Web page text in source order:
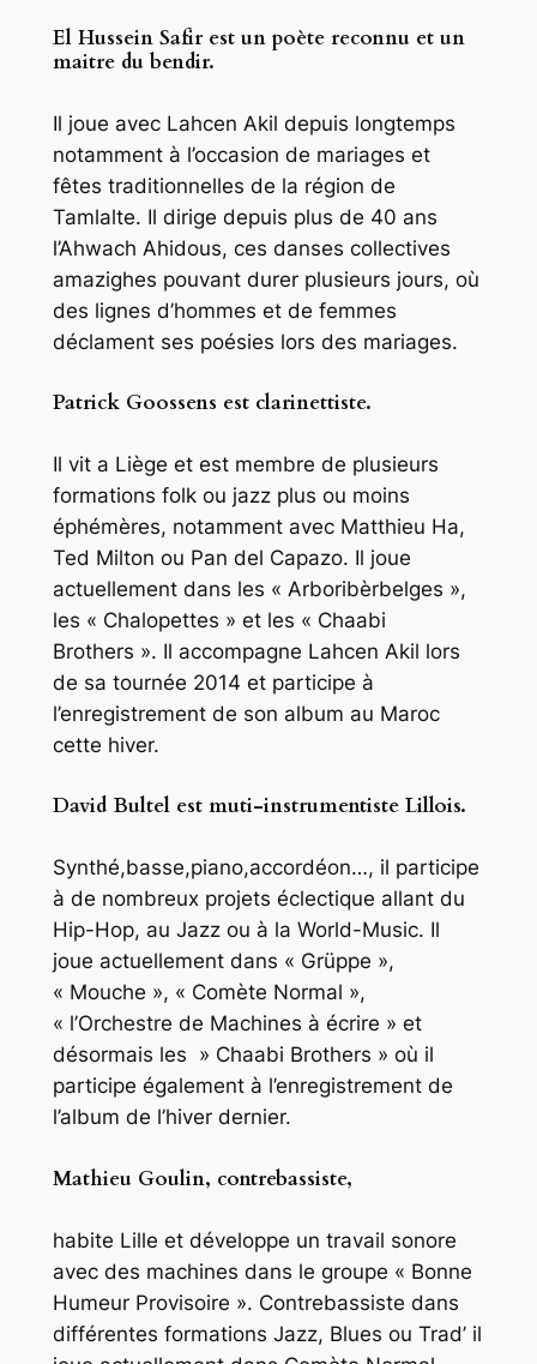
El Hussein Safir est un poète reconnu et un
maitre du bendir.
Il joue avec Lahcen Akil depuis longtemps
notamment à l’occasion de mariages et
fêtes traditionnelles de la région de
Tamlalte. Il dirige depuis plus de 40 ans
l’Ahwach Ahidous, ces danses collectives
amazighes pouvant durer plusieurs jours, où
des lignes d’hommes et de femmes
déclament ses poésies lors des mariages.
Patrick Goossens est clarinettiste.
Il vit a Liège et est membre de plusieurs
formations folk ou jazz plus ou moins
éphémères, notamment avec Matthieu Ha,
Ted Milton ou Pan del Capazo. Il joue
actuellement dans les « Arboribèrbelges »,
les « Chalopettes » et les « Chaabi
Brothers ». Il accompagne Lahcen Akil lors
de sa tournée 2014 et participe à
l’enregistrement de son album au Maroc
cette hiver.
David Bultel est muti-instrumentiste Lillois.
Synthé,basse,piano,accordéon…, il participe
à de nombreux projets éclectique allant du
Hip-Hop, au Jazz ou à la World-Music. Il
joue actuellement dans « Grüppe »,
« Mouche », « Comète Normal »,
« l’Orchestre de Machines à écrire » et
désormais les » Chaabi Brothers » où il
participe également à l’enregistrement de
l’album de l’hiver dernier.
Mathieu Goulin, contrebassiste,
habite Lille et développe un travail sonore
avec des machines dans le groupe « Bonne
Humeur Provisoire ». Contrebassiste dans
différentes formations Jazz, Blues ou Trad’ il